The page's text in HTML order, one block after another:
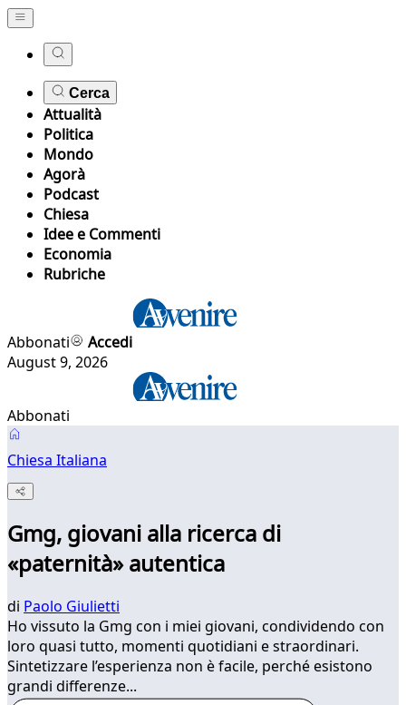
Cerca
Attualità
Politica
Mondo
Agorà
Podcast
Chiesa
Idee e Commenti
Economia
Rubriche
Abbonati
Accedi
August 9, 2026
Abbonati
Chiesa Italiana
Gmg, giovani alla ricerca di
«paternità» autentica
di Paolo Giulietti
Ho vissuto la Gmg con i miei giovani, condividendo con
loro quasi tutto, momenti quotidiani e straordinari.
Sintetizzare l’esperienza non è facile, perché esistono
grandi differenze...